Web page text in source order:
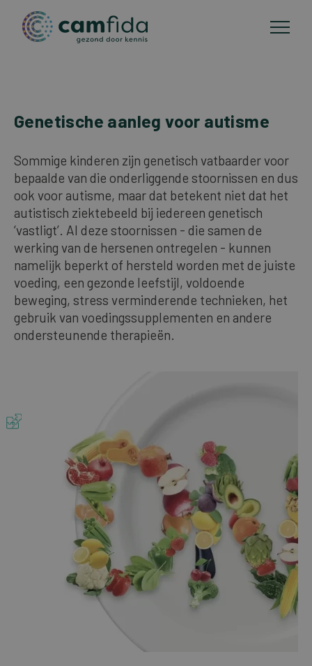
Overslaan
naar
inhoud
gaan
Genetische aanleg voor autisme
Sommige kinderen zijn genetisch vatbaarder voor
bepaalde van die onderliggende stoornissen en dus
ook voor autisme, maar dat betekent niet dat het
autistisch ziektebeeld bij iedereen genetisch
‘vastligt’. Al deze stoornissen - die samen de
werking van de hersenen ontregelen - kunnen
namelijk beperkt of hersteld worden met de juiste
voeding, een gezonde leefstijl, voldoende
beweging, stress verminderende technieken, het
gebruik van voedingssupplementen en andere
ondersteunende therapieën.
Publicaties
Over Camfida
Contact
Onze bestsellers